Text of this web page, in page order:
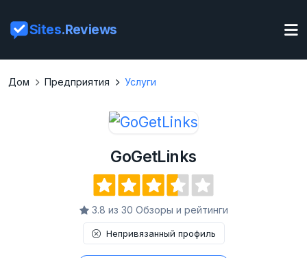
Sites.Reviews
Дом Предприятия Услуги
GoGetLinks
3.8 из 30 Обзоры и рейтинги
Непривязанный профиль